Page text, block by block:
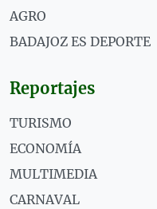
AGRO
BADAJOZ ES DEPORTE
Reportajes
TURISMO
ECONOMÍA
MULTIMEDIA
CARNAVAL